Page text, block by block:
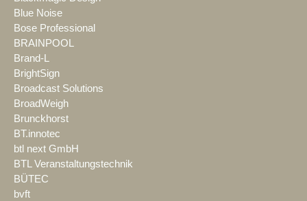
Blue Noise
Bose Professional
BRAINPOOL
Brand-L
BrightSign
Broadcast Solutions
BroadWeigh
Brunckhorst
BT.innotec
btl next GmbH
BTL Veranstaltungstechnik
BÜTEC
bvft